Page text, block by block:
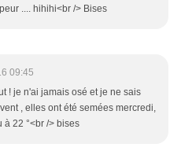
.... hihihi<br /> Bises
09:45
! je n'ai jamais osé et je ne sais
, elles ont été semées mercredi,
22 °<br /> bises